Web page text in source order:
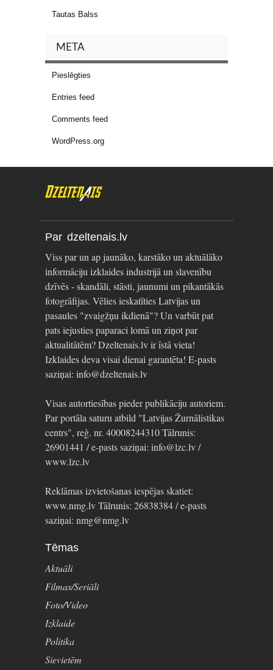
Tautas Balss
META
Pieslēgties
Entries feed
Comments feed
WordPress.org
Par dzeltenais.lv
Viss par un ap jaunāko, karstāko un aktuālāko
informāciju izklaides industrijā un slavenību
dzīvēs - skandāli, stāsti, jaunumi un pikantākās
fotogrāfijas. Vēlies ieskatīties Latvijas un
pasaules "zvaigžņu ikdienā"? Un varbūt pat
pats iejusties paparaci lomā un ziņot par
aktualitātēm? Dzeltenais.lv ir īstā vieta!
Izklaides deva visai dienai garantēta! E-pasts
saziņai: info@dzeltenais.lv
Visas autortiesības pieder publikāciju autoriem.
Par portāla saturu atbild "Latvijas Žurnālistikas
centrs", reģ. nr. 40008244310 Tālrunis:
26901441 / e-pasts saziņai: info@lzc.lv /
www.lzc.lv
Reklāmas izvietošanas iespējas skatiet:
www.nmg.lv Tālrunis: 26838384 / e-pasts
saziņai: nmg@nmg.lv
Tēmas
Aktuāli
Filmas/Seriāli
Foto/Video
Izklaide
Politika
Sievietēm